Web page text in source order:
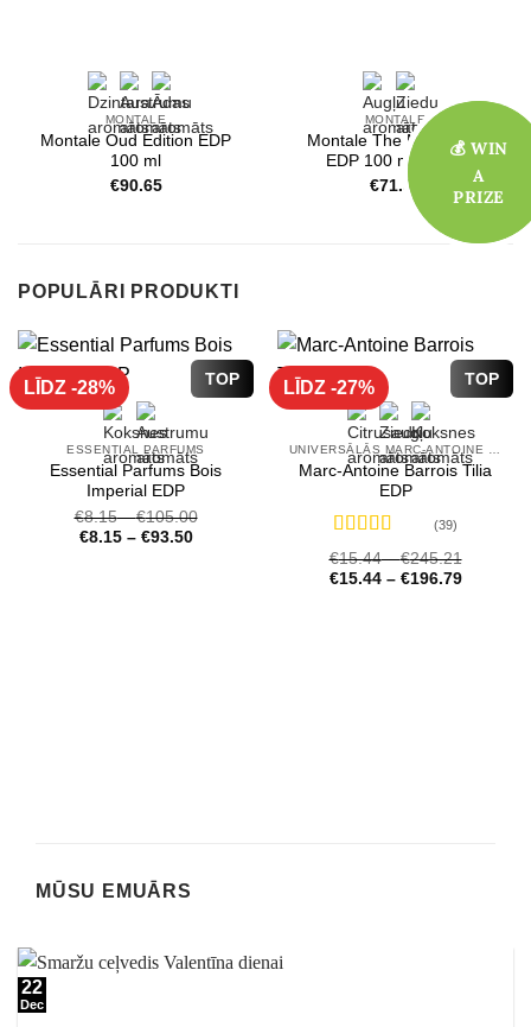
MONTALE
Montale Oud Edition EDP
100 ml
€90.65
MONTALE
Montale The New Rose
EDP 100 ml Tester
€71.30
POPULĀRI PRODUKTI
TOP
LĪDZ -28%
ESSENTIAL PARFUMS
Essential Parfums Bois
Imperial EDP
€8.15–€105.00
€8.15– €93.50
TOP
LĪDZ -27%
Marc-Antoine Barrois Tilia
EDP
Novērtēts
ar4.72 no 5
(39)
€15.44–€245.21
€15.44– €196.79
MŪSU EMUĀRS
22
Dec
💰 WIN
A
PRIZE
💰 WIN
A
PRIZE